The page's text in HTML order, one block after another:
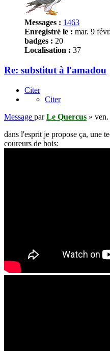
Messages : 1463
Enregistré le : mar. 9
badges : 20
Localisation : 37
Re: substitut à l'amadou
Citer
Citer
Message parLe Quercus » ven.
dans l'esprit je propose ça, une
coureurs de bois: